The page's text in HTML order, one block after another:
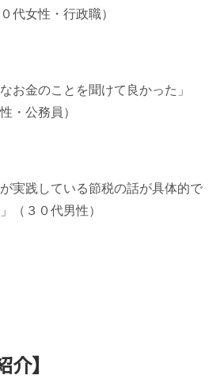
代女性・行政職）
お金のことを聞けて良かった」
・公務員）
が実践している節税の話が具体的で
（３０代男性）
介】